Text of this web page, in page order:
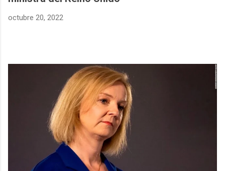
octubre 20, 2022